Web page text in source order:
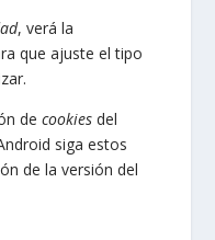
, verá la
que ajuste el tipo
decookies del
siga estos
de la versión del